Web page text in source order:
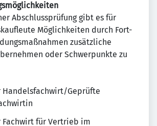
Abschlussprüfung gibt es für
Möglichkeiten durch Fort-
zusätzliche
oder Schwerpunkte zu
Handelsfachwirt/Geprüfte
Fachwirt für Vertrieb im